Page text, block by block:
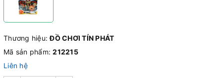
Thương hiệu:ĐỒ CHƠI TÍN PHÁT
Mã sản phẩm:212215
Liên hệ